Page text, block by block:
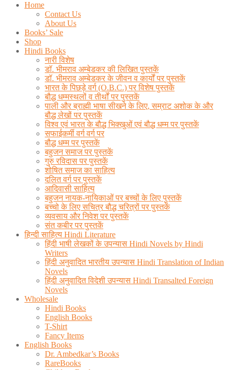
Home
Contact Us
About Us
Books’ Sale
Shop
Hindi Books
नारी विशेष
डॉ. भीमराव अम्बेडकर की लिखित पुस्तकें
डॉ. भीमराव अम्बेडकर के जीवन व कार्यों पर पुस्तकें
भारत के पिछड़े वर्ग (O.B.C.) पर विशेष पुस्तकें
बौद्ध धम्मस्थलों व तीर्थों पर पुस्तकें
पाली और ब्राह्मी भाषा सीखने के लिए, सम्राट अशोक के और
बौद्ध लेखों पर पुस्तकें
विश्व एवं भारत के बौद्ध भिक्खुओं एवं बौद्ध धम्म पर पुस्तकें
सफाईकर्मी वर्ग वर्ग पर
बौद्ध धम्म पर पुस्तकें
बहुजन समाज पर पुस्तकें
गुरु रविदास पर पुस्तकें
शोषित समाज का साहित्य
दलित वर्ग पर पुस्तकें
आदिवासी साहित्य
बहुजन नायक-नायिकाओं पर बच्चों के लिए पुस्तकें
बच्चो के लिए सचित्र बौद्ध चरित्रों पर पुस्तकें
व्यवसाय और निवेश पर पुस्तकें
संत कबीर पर पुस्तकें
हिन्दी साहित्य Hindi Literature
हिंदी भाषी लेखकों के उपन्यास Hindi Novels by Hindi
Writers
हिंदी अनुवादित भारतीय उपन्यास Hindi Translation of Indian
Novels
हिंदी अनुवादित विदेशी उपन्यास Hindi Transalted Foreign
Novels
Wholesale
Hindi Books
English Books
T-Shirt
Fancy Items
English Books
Dr. Ambedkar’s Books
RareBooks